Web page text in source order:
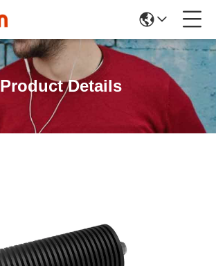
Product Details